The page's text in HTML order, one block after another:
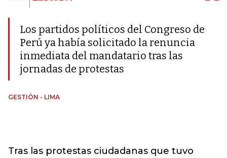
Los partidos políticos del Congreso de
Perú ya había solicitado la renuncia
inmediata del mandatario tras las
jornadas de protestas
GESTIÓN - LIMA
Tras las protestas ciudadanas que tuvo